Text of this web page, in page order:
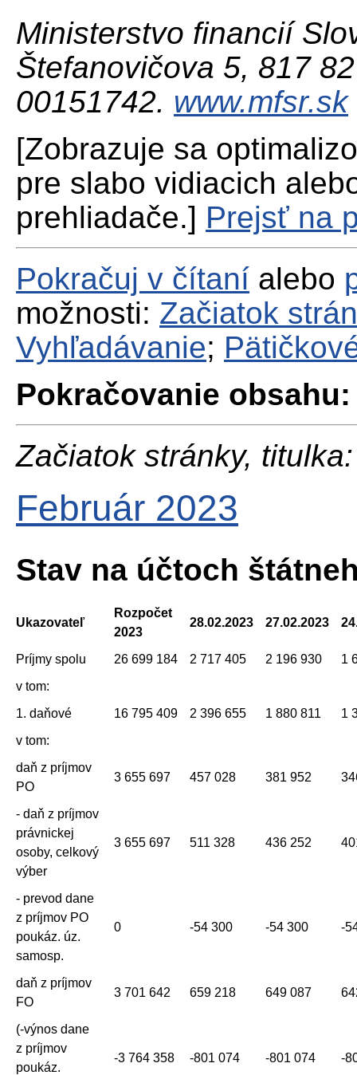
Ministerstvo financií
Štefanovičova 5, 817
00151742. www.mfsr.sk
[Zobrazuje sa
pre slabo vidiacich
prehliadače.] Prejsť na
Pokračuj v čítaní alebo
možnosti: Začiatok
Vyhľadávanie;
Pokračovanie obsahu:
Začiatok stránky, titulka:
Február 2023
Stav na účtoch
Ukazovateľ
Rozpočet
2023
28.02.2023 27.02.2023
Príjmy spolu 26 699 184 2 717 405 2 196 930
1
v tom:
1. daňové
16 795 409 2 396 655 1 880 811
1
v tom:
daň z príjmov
PO
3 655 697 457 028 381 952
- daň z príjmov
právnickej
osoby, celkový
výber
3 655 697 511 328 436 252
- prevod dane
z príjmov PO
poukáz. úz.
samosp.
0 -54 300 -54 300 -
daň z príjmov
FO
3 701 642 659 218 649 087
(-výnos dane
z príjmov
poukáz.
-3 764 358 -801 074 -801 074 -